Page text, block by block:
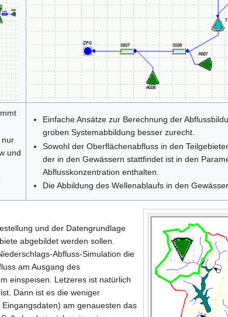
nur
und
Einfache Ansätze zur Berechnung der
groben Systemabbildung besser zurecht.
Sowohl der Oberflächenabfluss in den
der in den Gewässern stattfindet ist in den
Abflusskonzentration enthalten.
Die Abbildung des Wellenablaufs in den
und der Datengrundlage
abgebildet werden sollen.
Abfluss-Simulation die
am Ausgang des
einspeisen. Letzeres ist natürlich
Dann ist es die weniger
am genauesten das